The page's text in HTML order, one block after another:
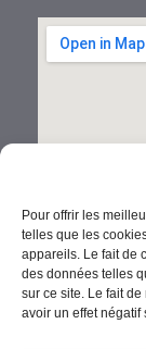
Pour offrir les
telles que les
appareils. Le fait de
des données telles
sur ce site. Le fait
avoir un effet négatif